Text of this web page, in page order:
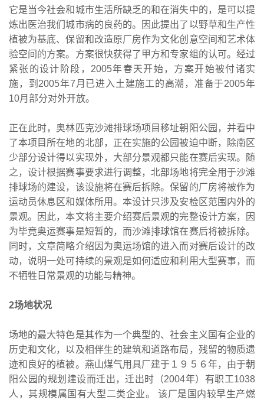
它是当今社会和城市生活所缺乏的和在消失中的，是可以提
炼出医治我们城市病的良药的。因此提出了以野草和生产性
植被为基底、保留和改造原厂房作为文化创意空间和艺术体
验空间的方案。方案很快获得了甲方和专家组的认可。经过
紧张的设计阶段，2005年春天开始，方案开始被付诸实
施，到2005年7月已进入土建施工的高潮，准备于2005年
10月部分对外开放。
正在此时，奥林匹克沙滩排球场项目移址朝阳公园，并看中
了本项目所在地的北部，正在实施的公园被迫中断，除南区
少部分设计得以实现外，大部分景观都只能在赛后实现。随
之，设计根据赛事要求进行调整，北部场地将完全用于沙滩
排球场的建设，该设施将在赛后拆除。保留的厂房将被作为
运动员休息区和媒体所用。本设计只涉及安检区范围内外的
景观。因此，本文将主要介绍赛后景观的完整设计方案，因
为毕竟奥运赛事是短暂的，而沙滩排球馆在赛后将被拆除。
同时，文章简略介绍因为奥运场馆的进入而对赛后设计的改
动，说明一处可持续的景观是如何适应和利用大型赛事，而
不牺牲日常景观的功能与精神。
2场地状况
场地的最大特色是其作为一个典型的、社会主义国有企业的
历史和文化，以及相伴生的建筑和道路布局，残留的物质遗
迹和良好的植被。燕山煤气用具厂建于１９５６年，由于朝
阳公园的规划建设而迁出，迁出时（2004年）有职工1038
人，其规模属国有大型二类企业。 该厂是国内较早生产燃